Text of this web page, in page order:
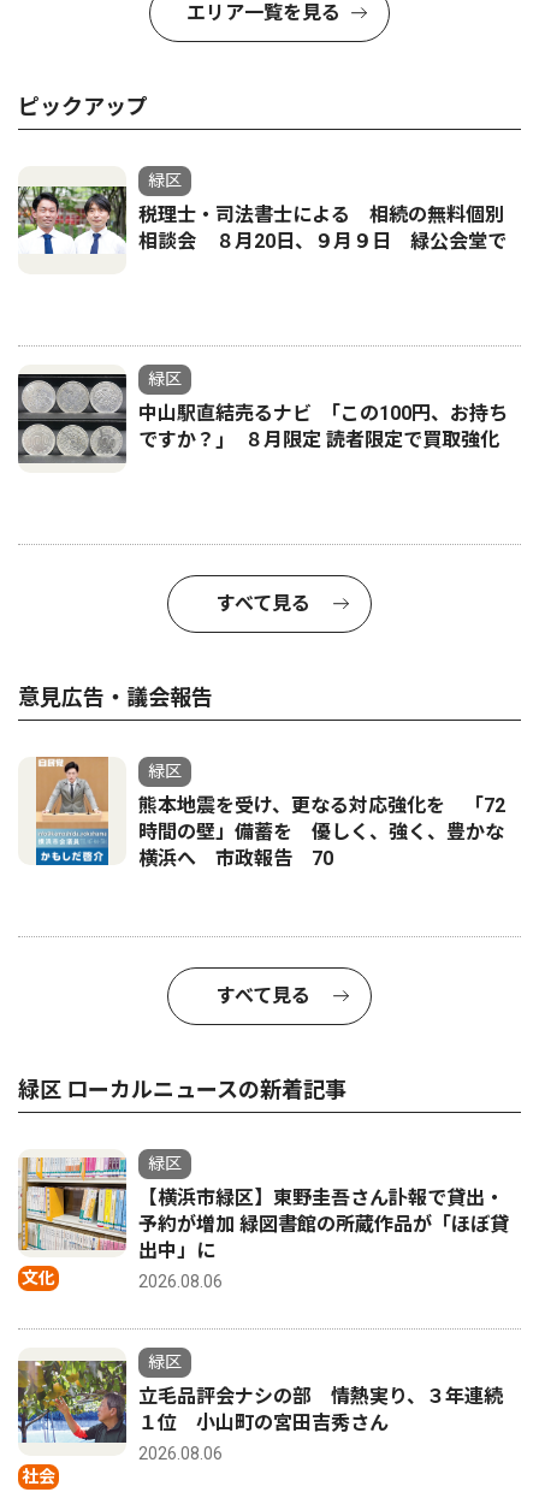
エリア一覧を見る
ピックアップ
緑区
税理士・司法書士による 相続の無料個別
相談会 ８月20日、９月９日 緑公会堂で
緑区
中山駅直結売るナビ ｢この100円、お持ち
ですか？｣ ８月限定 読者限定で買取強化
すべて見る
意見広告・議会報告
緑区
熊本地震を受け、更なる対応強化を 「72
時間の壁」備蓄を 優しく、強く、豊かな
横浜へ 市政報告 70
すべて見る
緑区 ローカルニュースの新着記事
文化
緑区
【横浜市緑区】東野圭吾さん訃報で貸出・
予約が増加 緑図書館の所蔵作品が「ほぼ貸
出中」に
2026.08.06
社会
緑区
立毛品評会ナシの部 情熱実り、３年連続
１位 小山町の宮田吉秀さん
2026.08.06